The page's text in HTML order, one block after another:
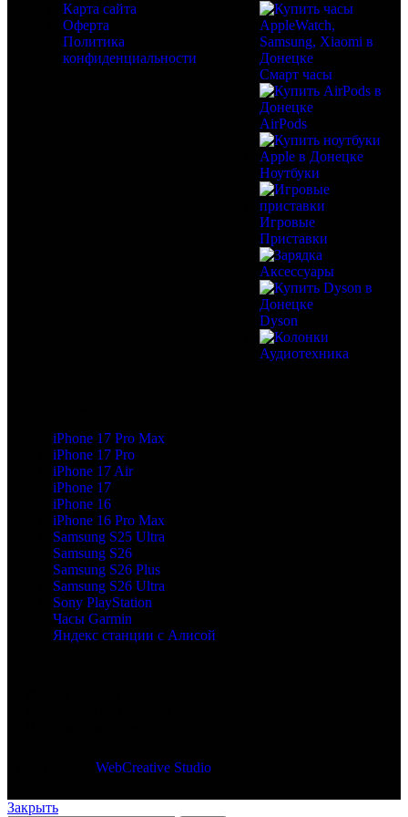
Карта сайта
Оферта
Политика
конфиденциальности
Смарт часы
AirPods
Ноутбуки
Игровые
Приставки
Аксессуары
Dyson
Аудиотехника
iPhone 17 Pro Max
iPhone 17 Pro
iPhone 17 Air
iPhone 17
iPhone 16
iPhone 16 Pro Max
Samsung S25 Ultra
Samsung S26
Samsung S26 Plus
Samsung S26 Ultra
Sony PlayStation
Часы Garmin
Яндекс станции с Алисой
WebCreative Studio
Закрыть